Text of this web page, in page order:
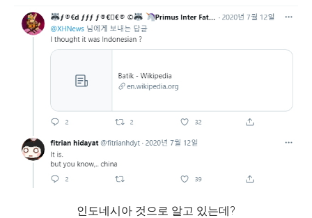
인도네시아 것으로 알고 있는데?